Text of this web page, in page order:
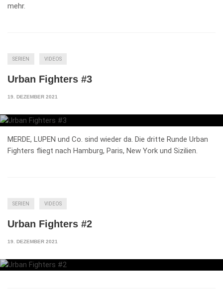
mehr.
SERIEN VIDEOS
Urban Fighters #3
19. DEZEMBER 2021
MERDE, LUPEN und Co. sind wieder da. Die dritte Runde Urban
Fighters fliegt nach Hamburg, Paris, New York und Sizilien.
SERIEN VIDEOS
Urban Fighters #2
19. DEZEMBER 2021